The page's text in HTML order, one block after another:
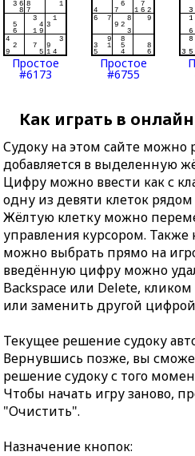
Простое
#6173
Простое
#6755
Как играть в
Судоку на этом сайте
добавляется в выделенную
Цифру можно ввести как с
одну из девяти клеток
Жёлтую клетку можно
управления курсором.
можно выбрать прямо на
введённую цифру можно
Backspace или Delete, кликом
или заменить другой
Текущее решение судоку
Вернувшись позже, вы
решение судоку с того
Чтобы начать игру заново,
"Очистить".
Назначение кнопок: